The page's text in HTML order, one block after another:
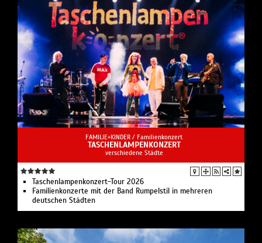
FAMILIE+KINDER / Familienkonzert
TASCHENLAMPENKONZERT
verschiedene Städte
Taschenlampenkonzert-Tour 2026
Familienkonzerte mit der Band Rumpelstil in mehreren
deutschen Städten